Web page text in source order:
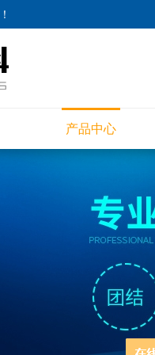
！
产品中心